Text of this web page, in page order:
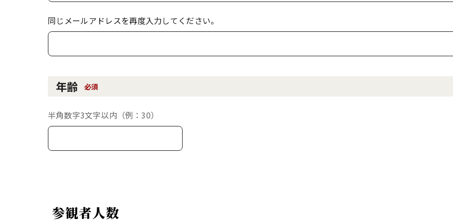
同じメールアドレスを再度入力してください。
年齢 必須
半角数字3文字以内（例：30）
参観者人数